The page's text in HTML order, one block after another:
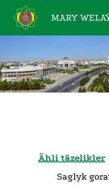
MARY
Ähli täzelikler
Saglyk